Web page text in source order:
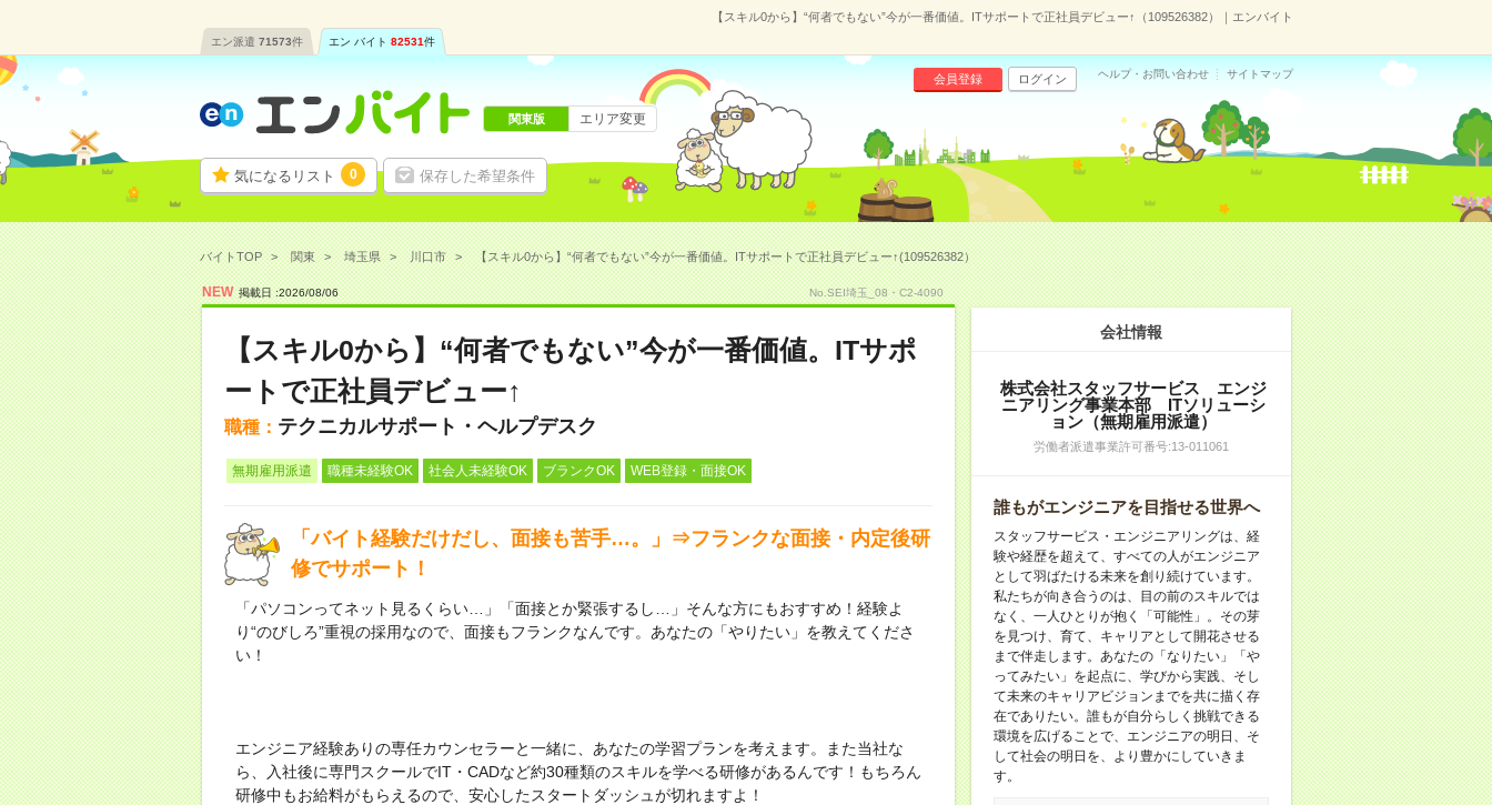
【スキル0から】“何者でもない”今が一番価値。ITサポートで正社員デビュー↑（109526382）｜エンバイト
エン派遣 71573件 エン バイト 82531件
気になるリスト 0 保存した希望条件
会員登録 ログイン ヘルプ・お問い合わせ サイトマップ
関東版 エリア変更
バイトTOP 関東 埼玉県 川口市 【スキル0から】“何者でもない”今が一番価値。ITサポートで正社員デビュー↑(109526382）
NEW 掲載日 :2026/08/06 No.SEI埼玉_08・C2-4090
【スキル0から】“何者でもない”今が一番価値。ITサポ
ートで正社員デビュー↑
職種： テクニカルサポート・ヘルプデスク
無期雇用派遣 職種未経験OK 社会人未経験OK ブランクOK WEB登録・面接OK
「バイト経験だけだし、面接も苦手…。」⇒フランクな面接・内定後研
修でサポート！
「パソコンってネット見るくらい…」「面接とか緊張するし…」そんな方にもおすすめ！経験よ
り“のびしろ”重視の採用なので、面接もフランクなんです。あなたの「やりたい」を教えてくださ
い！
エンジニア経験ありの専任カウンセラーと一緒に、あなたの学習プランを考えます。また当社な
ら、入社後に専門スクールでIT・CADなど約30種類のスキルを学べる研修があるんです！もちろん
研修中もお給料がもらえるので、安心したスタートダッシュが切れますよ！
会社情報
株式会社スタッフサービス エンジ
ニアリング事業本部 ITソリューシ
ョン（無期雇用派遣）
労働者派遣事業許可番号:13-011061
誰もがエンジニアを目指せる世界へ
スタッフサービス・エンジニアリングは、経
験や経歴を超えて、すべての人がエンジニア
として羽ばたける未来を創り続けています。
私たちが向き合うのは、目の前のスキルでは
なく、一人ひとりが抱く「可能性」。その芽
を見つけ、育て、キャリアとして開花させる
まで伴走します。あなたの「なりたい」「や
ってみたい」を起点に、学びから実践、そし
て未来のキャリアビジョンまでを共に描く存
在でありたい。誰もが自分らしく挑戦できる
環境を広げることで、エンジニアの明日、そ
して社会の明日を、より豊かにしていきま
す。